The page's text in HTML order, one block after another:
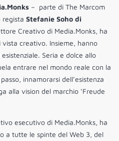
– parte di The Marcom
regista Stefanie Soho di
Creativo di Media.Monks, ha
creativo. Insieme, hanno
Seria e dolce allo
entrare nel mondo reale con la
innamorarsi dell’esistenza
alla vision del marchio ‘Freude
esecutivo di Media.Monks, ha
a tutte le spinte del Web 3, del